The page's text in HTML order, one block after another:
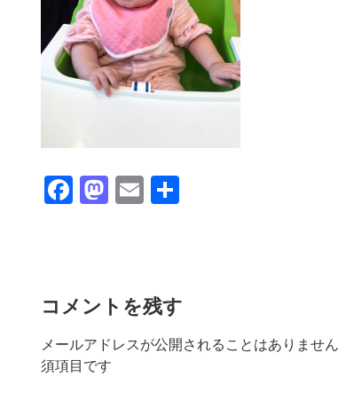
F
b
o
o
M
d
o
n
E
コメントを残す
メールアドレスが公開されることはありません
須項目です